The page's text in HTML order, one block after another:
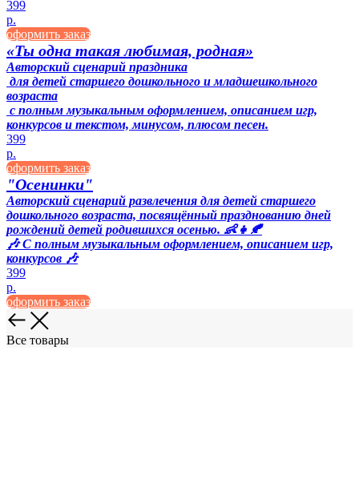
399
р.
оформить заказ
«Ты одна такая любимая, родная»
Авторский сценарий праздника
для детей старшего дошкольного и младшешкольного
возраста
с полным музыкальным оформлением, описанием игр,
конкурсов и текстом, минусом, плюсом песен.
399
р.
оформить заказ
"Осенинки"
Авторский сценарий развлечения для детей старшего
дошкольного возраста, посвящённый празднованию дней
рождений детей родившихся осенью. 👶👧🍂
🎶 С полным музыкальным оформлением, описанием игр,
конкурсов 🎶
399
р.
оформить заказ
Все товары